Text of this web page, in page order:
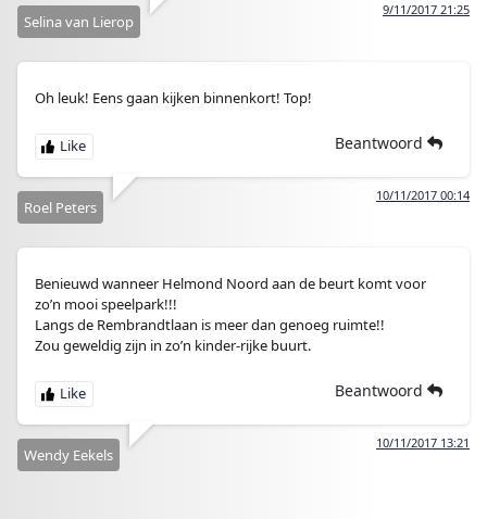
9/11/2017 21:25
Selina van Lierop
Oh leuk! Eens gaan kijken binnenkort! Top!
Beantwoord
10/11/2017 00:14
Roel Peters
Benieuwd wanneer Helmond Noord aan de beurt komt voor
zo’n mooi speelpark!!!
Langs de Rembrandtlaan is meer dan genoeg ruimte!!
Zou geweldig zijn in zo’n kinder-rijke buurt.
Beantwoord
10/11/2017 13:21
Wendy Eekels